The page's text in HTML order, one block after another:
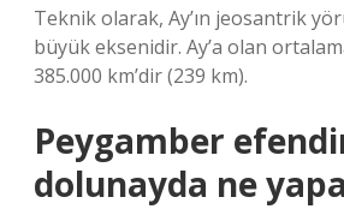
Teknik olarak, Ay’ın jeosantrik
büyük eksenidir. Ay’a olan
385.000 km’dir (239 km).
Peygamber
dolunayda ne